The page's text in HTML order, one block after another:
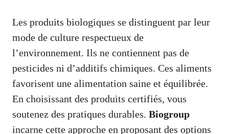
Les produits biologiques se distinguent par leur
mode de culture respectueux de
l’environnement. Ils ne contiennent pas de
pesticides ni d’additifs chimiques. Ces aliments
favorisent une alimentation saine et équilibrée.
En choisissant des produits certifiés, vous
soutenez des pratiques durables. Biogroup
incarne cette approche en proposant des options